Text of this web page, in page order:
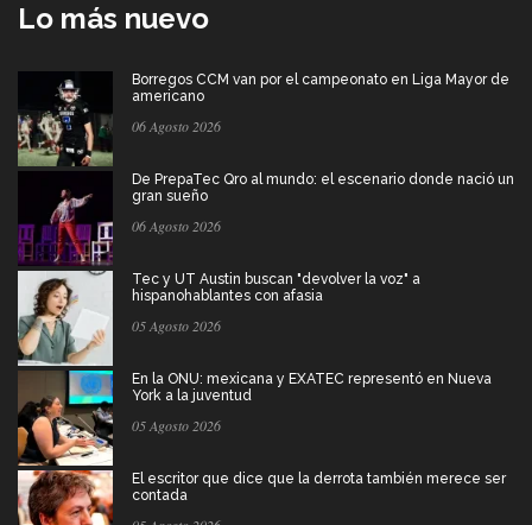
Lo más nuevo
Borregos CCM van por el campeonato en Liga Mayor de
americano
06 Agosto 2026
De PrepaTec Qro al mundo: el escenario donde nació un
gran sueño
06 Agosto 2026
Tec y UT Austin buscan "devolver la voz" a
hispanohablantes con afasia
05 Agosto 2026
En la ONU: mexicana y EXATEC representó en Nueva
York a la juventud
05 Agosto 2026
El escritor que dice que la derrota también merece ser
contada